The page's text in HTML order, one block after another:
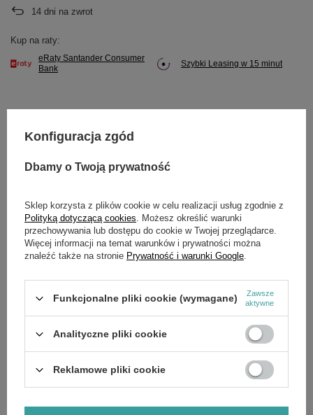
14 dni na zwrot
Kup na raty:
eRaty Santander Consumer
Bank
Szybki Leasing w 15 minut
Potrzebujesz pomocy? Masz pytania?
Zadaj pytanie a my odpowiemy niezwłocznie,
najciekawsze pytania i odpowiedzi publikując
SZCZEGÓŁOWE DANE
Marka Cedrus
ACC0153/01
OPINIE (0)
Konfiguracja zgód
Dbamy o Twoją prywatność
Sklep korzysta z plików cookie w celu realizacji usług zgodnie z
Polityką dotyczącą cookies . Możesz określić warunki
przechowywania lub dostępu do cookie w Twojej przeglądarce.
Więcej informacji na temat warunków i prywatności można
znaleźć także na stronie Prywatność i warunki Google
Funkcjonalne pliki cookie (wymagane)
Zawsze
aktywne
Analityczne pliki cookie
Reklamowe pliki cookie